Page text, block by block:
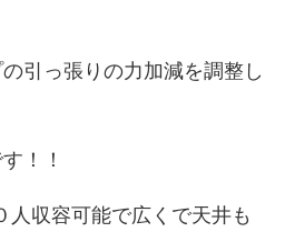
引っ張りの力加減を調整し
！！
収容可能で広くで天井も